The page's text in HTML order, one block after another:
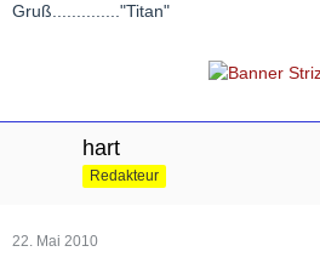
Gruß.............."Titan"
hart
Redakteur
22. Mai 2010